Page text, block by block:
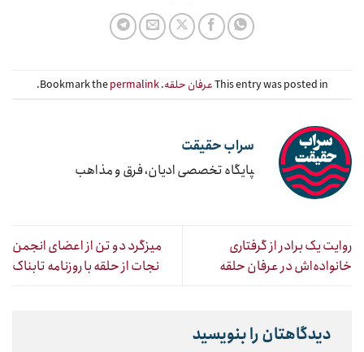
This entry was posted inعرفان حلقه. Bookmark the
permalink
.
سراب حقیقت
‍پایگاه تخصصی ادیان، فرق و مذاهب
روایت یک برادر از گرفتاری
خانواده‌اش در عرفان حلقه
میزگرد دو تن از اعضای انجمن
نجات از حلقه با روزنامه تابناک
دیدگاهتان را بنویسید